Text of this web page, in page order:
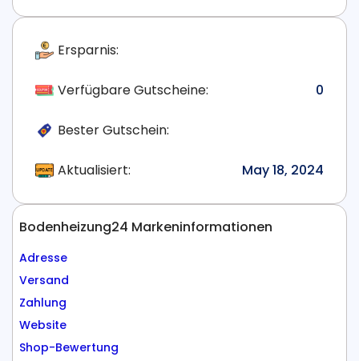
Ersparnis:
Verfügbare Gutscheine: 0
Bester Gutschein:
Aktualisiert: May 18, 2024
Bodenheizung24 Markeninformationen
Adresse
Versand
Zahlung
Website
Shop-Bewertung